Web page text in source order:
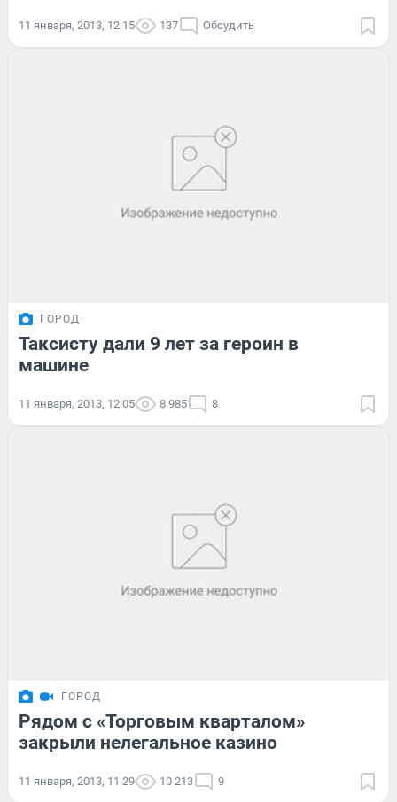
11 января, 2013, 12:15 137 Обсудить
ГОРОД
Таксисту дали 9 лет за героин в
машине
11 января, 2013, 12:05 8 985 8
ГОРОД
Рядом с «Торговым кварталом»
закрыли нелегальное казино
11 января, 2013, 11:29 10 213 9